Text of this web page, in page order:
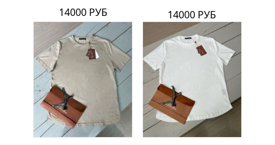
14000 РУБ 14000 РУБ